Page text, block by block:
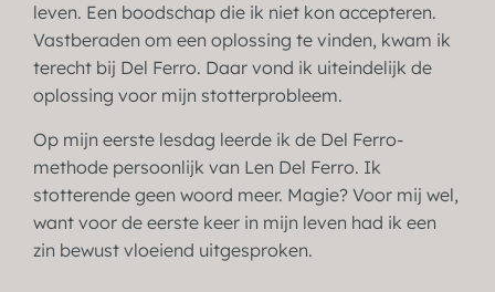
leven. Een boodschap die ik niet kon accepteren.
Vastberaden om een oplossing te vinden, kwam ik
terecht bij Del Ferro. Daar vond ik uiteindelijk de
oplossing voor mijn stotterprobleem.
Op mijn eerste lesdag leerde ik de Del Ferro-
methode persoonlijk van Len Del Ferro. Ik
stotterende geen woord meer. Magie? Voor mij wel,
want voor de eerste keer in mijn leven had ik een
zin bewust vloeiend uitgesproken.